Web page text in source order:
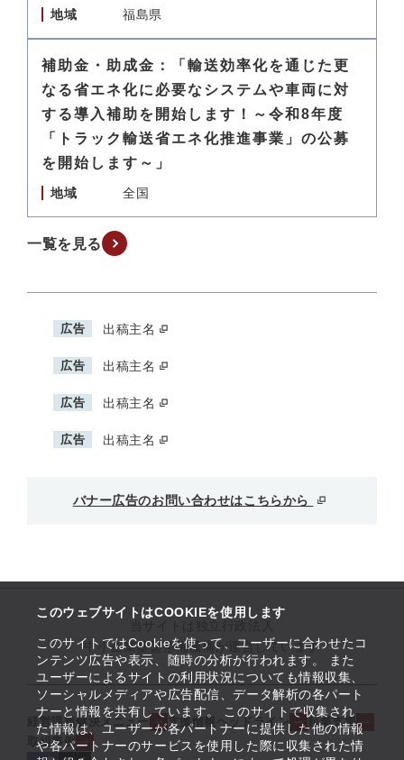
このウェブサイトはCOOKIEを使用します
このサイトではCookieを使って、ユーザーに合わせたコ
ンテンツ広告や表示、随時の分析が行われます。 また
ユーザーによるサイトの利用状況についても情報収集、
ソーシャルメディアや広告配信、データ解析の各パート
ナーと情報を共有しています。 このサイトで収集され
た情報は、ユーザーが各パートナーに提供した他の情報
や各パートナーのサービスを使用した際に収集された情
地域 福島県
補助金・助成金：「輸送効率化を通じた更
なる省エネ化に必要なシステムや車両に対
する導入補助を開始します！～令和8年度
「トラック輸送省エネ化推進事業」の公募
を開始します～」
地域 全国
一覧を見る
広告 出稿主名
広告 出稿主名
広告 出稿主名
広告 出稿主名
バナー広告のお問い合わせはこちらから
中小企業基盤整備機構が運営しています
経営課題解決メニュー 支援情報ヘッドライン
起業支援
取組事例